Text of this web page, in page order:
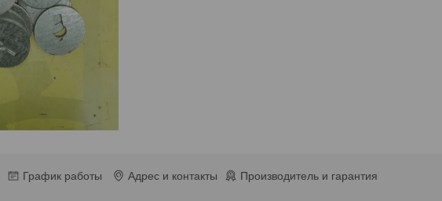
График работы Адрес и контакты Производитель и гарантия